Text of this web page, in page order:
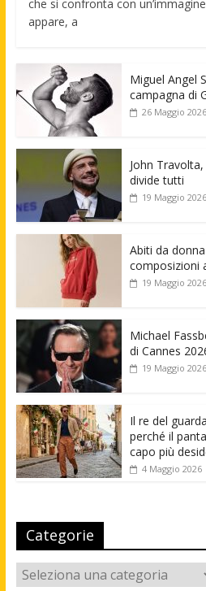
che si confronta con
appare, a
Miguel Angel
campagna di
26 Maggio 2026
John
divide tutti
19 Maggio 2026
Abiti da
composizioni
19 Maggio 2026
Michael
di Cannes
19 Maggio 2026
Il re del
perché il
capo più
4 Maggio 2026
Categorie
Categorie